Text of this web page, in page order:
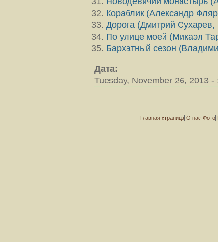
Кораблик (Александр
Дорога (Дмитрий Сухарев,
По улице моей (Микаэл
Бархатный сезон
Дата:
Tuesday, November 26, 2013 -
Главная страница О нас Фото